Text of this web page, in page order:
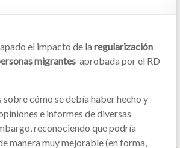
el impacto de la regularización
migrantesaprobada por el RD
sobre cómo se debía haber hecho y
e informes de diversas
reconociendo que podría
manera muy mejorable (en forma,